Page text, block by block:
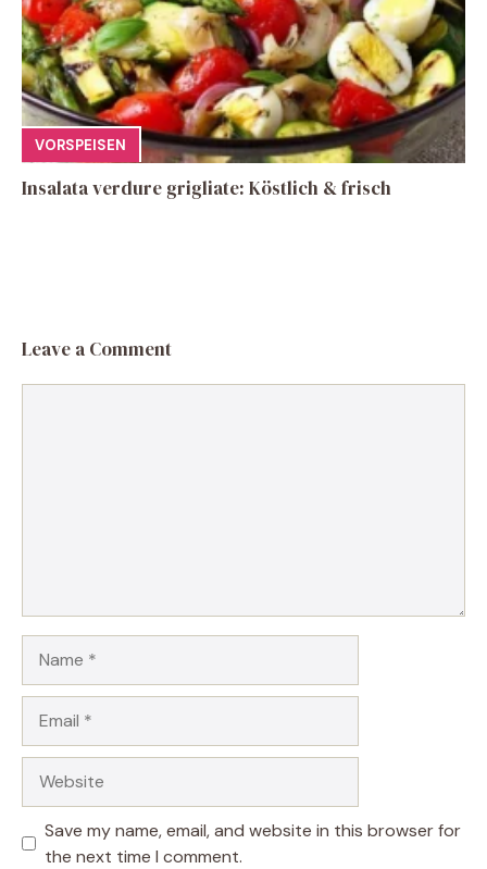
VORSPEISEN
Insalata verdure grigliate: Köstlich & frisch
Leave a Comment
Save my name, email, and website in this browser for
the next time I comment.